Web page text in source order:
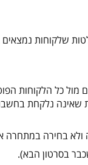
שלקוחות נמצאים
(4 או 5 שלבים) שחוזרים על
שאינה נלקחת
ולא בחירה במתחרה
בסרטון הבא).